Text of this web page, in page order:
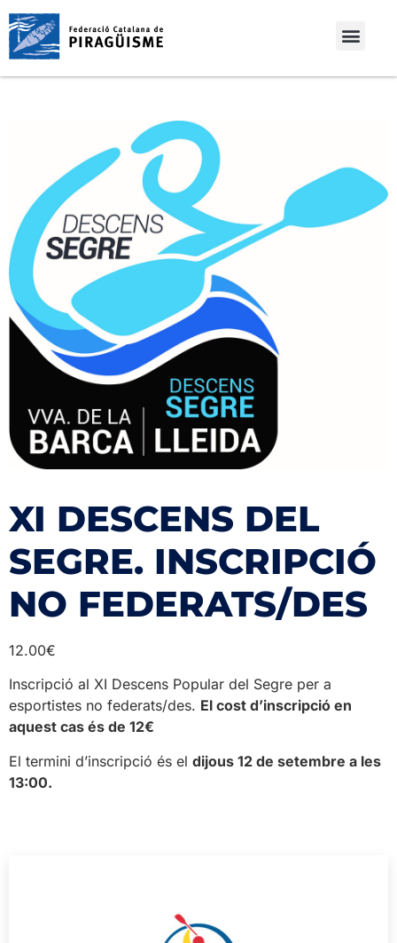
XI DESCENS DEL
SEGRE. INSCRIPCIÓ
NO FEDERATS/DES
12.00€
Inscripció al XI Descens Popular del Segre per a
esportistes no federats/des. El cost d’inscripció en
aquest cas és de 12€
El termini d’inscripció és el dijous 12 de setembre a les
13:00.